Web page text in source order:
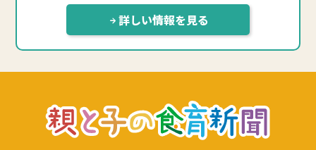
詳しい情報を見る